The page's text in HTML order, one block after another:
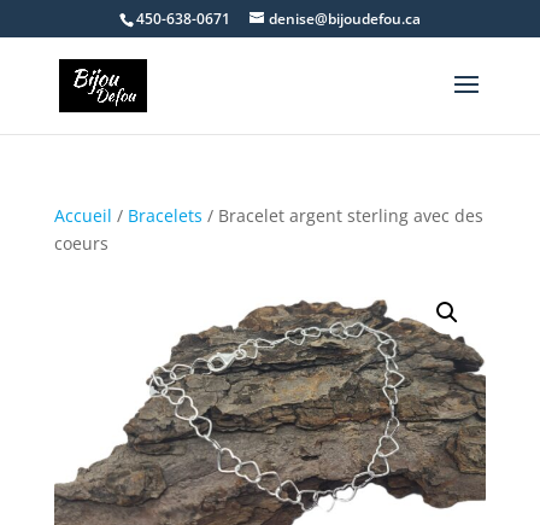
450-638-0671 denise@bijoudefou.ca
Accueil / Bracelets / Bracelet argent sterling avec des
coeurs